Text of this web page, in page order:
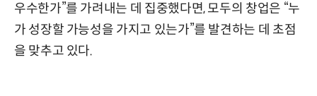
우수한가”를 가려내는 데 집중했다면, 모두의 창업은 “누
가 성장할 가능성을 가지고 있는가”를 발견하는 데 초점
을 맞추고 있다.